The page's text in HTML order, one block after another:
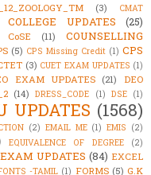
(3)
CMAT
COLLEGE UPDATES (25)
CoSE (11)
COUNSELLING
(5) CPS Missing Credit (1) CPS
(3) CUET EXAM UPDATES (1)
EXAM UPDATES (21)
DEO
(14) DRESS_CODE (1) DSE (1)
UPDATES (1568)
(2) EMAIL ME (1) EMIS (2)
EQUIVALENCE OF DEGREE (2)
EXAM UPDATES (84) EXCEL
-TAMIL (1) FORMS (5) G.K